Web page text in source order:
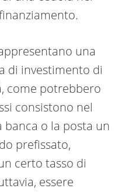
una
di investimento di
come potrebbero
consistono nel
o la posta un
prefissato,
certo tasso di
essere